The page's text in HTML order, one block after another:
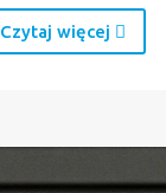
Czytaj więcej